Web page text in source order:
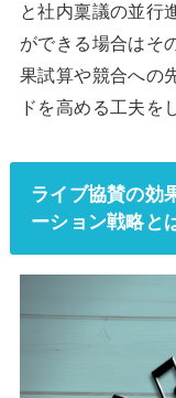
と社内稟議の並行
ができる場合はそ
果試算や競合への
ドを高める工夫を
ライブ協賛の効
ーション戦略と